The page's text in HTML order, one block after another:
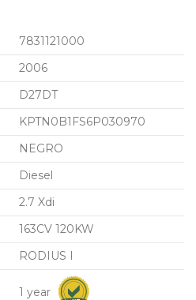
7831121000
2006
D27DT
KPTN0B1FS6P030970
NEGRO
Diesel
2.7 Xdi
163CV 120KW
RODIUS I
1 year